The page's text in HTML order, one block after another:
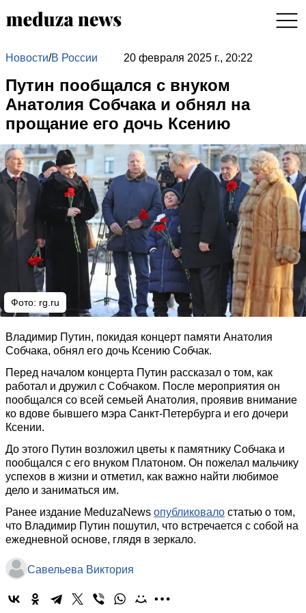
Новости/В России 20 февраля 2025 г., 20:22
Путин пообщался с внуком
Анатолия Собчака и обнял на
прощание его дочь Ксению
Фото: rg.ru
Владимир Путин, покидая концерт памяти Анатолия
Собчака, обнял его дочь Ксению Собчак.
Перед началом концерта Путин рассказал о том, как
работал и дружил с Собчаком. После мероприятия он
пообщался со всей семьей Анатолия, проявив внимание
ко вдове бывшего мэра Санкт-Петербурга и его дочери
Ксении.
До этого Путин возложил цветы к памятнику Собчака и
пообщался с его внуком Платоном. Он пожелал мальчику
успехов в жизни и отметил, как важно найти любимое
дело и заниматься им.
Ранее издание MeduzaNews опубликовало статью о том,
что Владимир Путин пошутил, что встречается с собой на
ежедневной основе, глядя в зеркало.
Савельева Виктория